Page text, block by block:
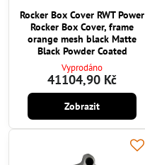
Rocker Box Cover RWT Power
Rocker Box Cover, frame
orange mesh black Matte
Black Powder Coated
Vyprodáno
41104,90 Kč
Zobrazit